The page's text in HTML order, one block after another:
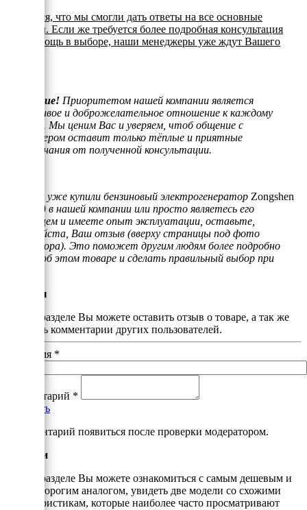
Надеемся, что мы смогли дать ответы на все основные
вопросы. Если же требуется более подробная консультация
или помощь в выборе, наши менеджеры уже ждут Вашего
Внимание! Приоритетом нашей компании является
отзывчивое и доброжелательное отношение к каждому
клиенту. Мы ценим Вас и уверяем, чтоб общение с
менеджером оставит только тёплые и приятные
воспоминания от полученной консультации.
Если Вы уже купили бензиновый электрогенератор Zongshen
KB 5000 в нашей компании или просто являетесь его
владельцем и имеете опыт эксплуатации, оставьте,
пожалуйста, Ваш отзыв (вверху страницы под фото
генератора). Это поможет другим людям более подробно
узнать об этом товаре и сделать правильный выбор при
Отзывы
В этом разделе Вы можете оставить отзыв о товаре, а так же
почитать комментарии других пользователей.
Ваше имя *
Комментарий *
Добавить
*Комментарий появиться после проверки модератором.
Аналоги
В этом разделе Вы можете ознакомиться с самым дешевым и
самым дорогим аналогом, увидеть две модели со схожими
характеристикам, которые наиболее часто просматривают